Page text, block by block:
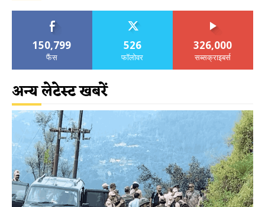
150,799
फैंस
526
फॉलोवर
326,000
सब्सक्राइबर्स
अन्य लेटेस्ट खबरें